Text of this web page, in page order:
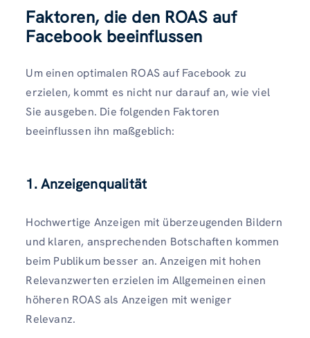
Faktoren, die den ROAS auf
Facebook beeinflussen
Um einen optimalen ROAS auf Facebook zu
erzielen, kommt es nicht nur darauf an, wie viel
Sie ausgeben. Die folgenden Faktoren
beeinflussen ihn maßgeblich:
1. Anzeigenqualität
Hochwertige Anzeigen mit überzeugenden Bildern
und klaren, ansprechenden Botschaften kommen
beim Publikum besser an. Anzeigen mit hohen
Relevanzwerten erzielen im Allgemeinen einen
höheren ROAS als Anzeigen mit weniger
Relevanz.